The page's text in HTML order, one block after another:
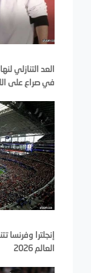
في صراع على
إنجلترا وفرنسا
العالم 2026